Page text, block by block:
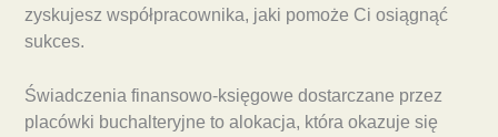
zyskujesz współpracownika, jaki pomoże Ci osiągnąć
sukces.
Świadczenia finansowo-księgowe dostarczane przez
placówki buchalteryjne to alokacja, która okazuje się